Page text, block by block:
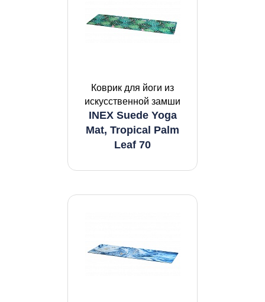
Коврик для йоги из
искусственной замши
INEX Suede Yoga
Mat, Tropical Palm
Leaf 70